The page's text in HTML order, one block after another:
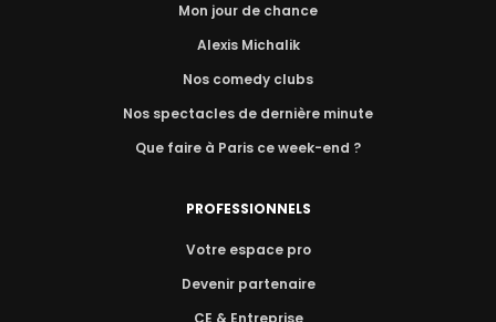
Mon jour de chance
Alexis Michalik
Nos comedy clubs
Nos spectacles de dernière minute
Que faire à Paris ce week-end ?
PROFESSIONNELS
Votre espace pro
Devenir partenaire
CE & Entreprise